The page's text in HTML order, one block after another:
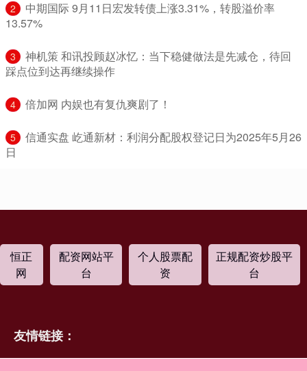
2
​中期国际 9月11日宏发转债上涨3.31%，转股溢价率
13.57%
3
​神机策 和讯投顾赵冰忆：当下稳健做法是先减仓，待回
踩点位到达再继续操作
4 ​倍加网 内娱也有复仇爽剧了！
5
​信通实盘 屹通新材：利润分配股权登记日为2025年5月26
日
恒正
网
配资网站平
台
个人股票配
资
正规配资炒股平
台
友情链接：